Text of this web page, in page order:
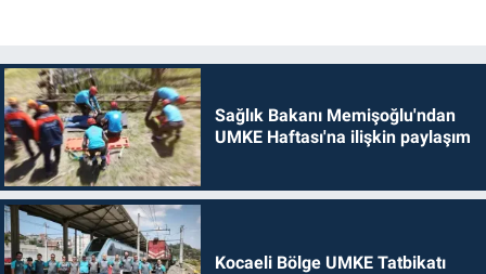
Sağlık Bakanı Memişoğlu'ndan
UMKE Haftası'na ilişkin paylaşım
Kocaeli Bölge UMKE Tatbikatı